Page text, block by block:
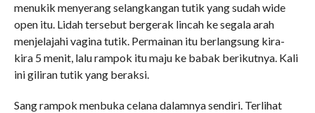
menukik menyerang selangkangan tutik yang sudah wide
open itu. Lidah tersebut bergerak lincah ke segala arah
menjelajahi vagina tutik. Permainan itu berlangsung kira-
kira 5 menit, lalu rampok itu maju ke babak berikutnya. Kali
ini giliran tutik yang beraksi.
Sang rampok menbuka celana dalamnya sendiri. Terlihat